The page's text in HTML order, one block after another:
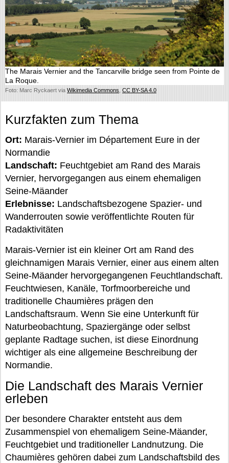
The Marais Vernier and the Tancarville bridge seen from Pointe de
La Roque.
Foto: Marc Ryckaert via Wikimedia Commons CC BY-SA 4.0
Kurzfakten zum Thema
Ort: Marais-Vernier im Département Eure in der
Normandie
Landschaft: Feuchtgebiet am Rand des Marais
Vernier, hervorgegangen aus einem ehemaligen
Seine-Mäander
Erlebnisse: Landschaftsbezogene Spazier- und
Wanderrouten sowie veröffentlichte Routen für
Radaktivitäten
Marais-Vernier ist ein kleiner Ort am Rand des
gleichnamigen Marais Vernier, einer aus einem alten
Seine-Mäander hervorgegangenen Feuchtlandschaft.
Feuchtwiesen, Kanäle, Torfmoorbereiche und
traditionelle Chaumières prägen den
Landschaftsraum. Wenn Sie eine Unterkunft für
Naturbeobachtung, Spaziergänge oder selbst
geplante Radtage suchen, ist diese Einordnung
wichtiger als eine allgemeine Beschreibung der
Normandie.
Die Landschaft des Marais Vernier
erleben
Der besondere Charakter entsteht aus dem
Zusammenspiel von ehemaligem Seine-Mäander,
Feuchtgebiet und traditioneller Landnutzung. Die
Chaumières gehören dabei zum Landschaftsbild des